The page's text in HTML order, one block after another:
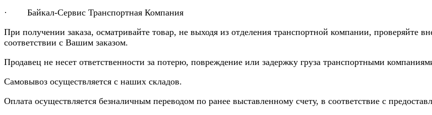
· Байкал-Сервис Транспортная Компания
При получении заказа, осматривайте товар, не выходя из отделения транспортной компании, проверяйте
соответствии с Вашим заказом.
Продавец не несет ответственности за потерю, повреждение или задержку груза транспортными
Самовывоз осуществляется с наших складов.
Оплата осуществляется безналичным переводом по ранее выставленному счету, в соответствие с